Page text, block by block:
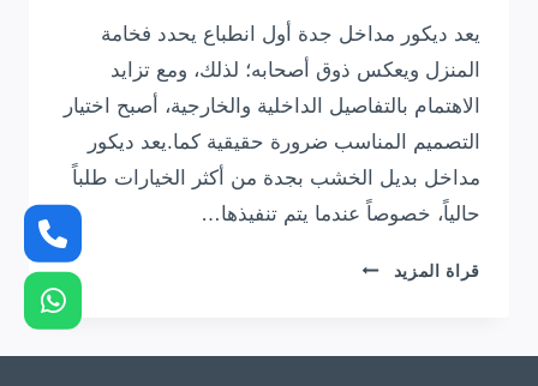
يعد ديكور مداخل جدة أول انطباع يحدد فخامة
المنزل ويعكس ذوق أصحابه؛ لذلك، ومع تزايد
الاهتمام بالتفاصيل الداخلية والخارجية، أصبح اختيار
التصميم المناسب ضرورة حقيقية كما.يعد ديكور
مداخل بديل الخشب بجدة من أكثر الخيارات طلباً
حالياً، خصوصاً عندما يتم تنفيذها…
قراة المزيد
ديكور